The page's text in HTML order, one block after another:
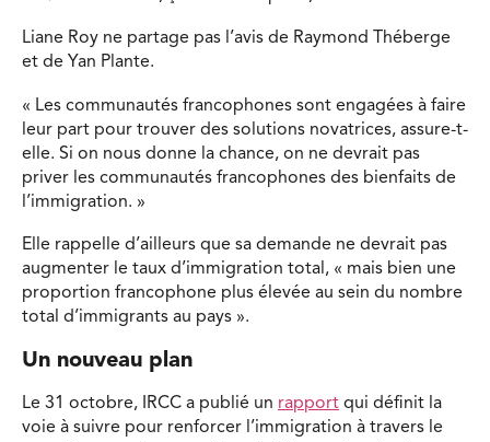
Liane Roy ne partage pas l’avis de Raymond Théberge
et de Yan Plante.
« Les communautés francophones sont engagées à faire
leur part pour trouver des solutions novatrices, assure-t-
elle. Si on nous donne la chance, on ne devrait pas
priver les communautés francophones des bienfaits de
l’immigration. »
Elle rappelle d’ailleurs que sa demande ne devrait pas
augmenter le taux d’immigration total, « mais bien une
proportion francophone plus élevée au sein du nombre
total d’immigrants au pays ».
Un nouveau plan
Le 31 octobre, IRCC a publié un rapport qui définit la
voie à suivre pour renforcer l’immigration à travers le